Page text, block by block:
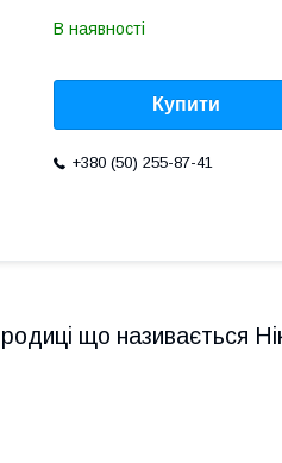
В наявності
Купити
+380 (50) 255-87-41
що називається